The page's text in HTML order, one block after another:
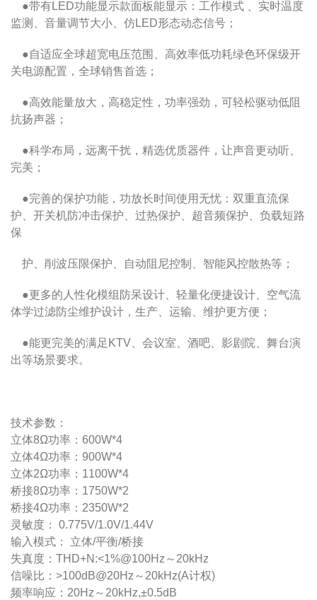
●带有LED功能显示款面板能显示：工作模式 、实时温度
监测、音量调节大小、仿LED形态动态信号；
●自适应全球超宽电压范围、高效率低功耗绿色环保级开
关电源配置，全球销售首选；
●高效能量放大，高稳定性，功率强劲，可轻松驱动低阻
抗扬声器；
●科学布局，远离干扰，精选优质器件，让声音更动听、
完美；
●完善的保护功能，功放长时间使用无忧：双重直流保
护、开关机防冲击保护、过热保护、超音频保护、负载短路
保
护、削波压限保护、自动阻尼控制、智能风控散热等；
●更多的人性化模组防呆设计、轻量化便捷设计、空气流
体学过滤防尘维护设计，生产、运输、维护更方便；
●能更完美的满足KTV、会议室、酒吧、影剧院、舞台演
出等场景要求。
技术参数：
立体8Ω功率：600W*4
立体4Ω功率：900W*4
立体2Ω功率：1100W*4
桥接8Ω功率：1750W*2
桥接4Ω功率：2350W*2
灵敏度： 0.775V/1.0V/1.44V
输入模式： 立体/平衡/桥接
失真度：THD+N:<1%@100Hz～20kHz
信噪比：>100dB@20Hz～20kHz(A计权)
频率响应：20Hz～20kHz,±0.5dB